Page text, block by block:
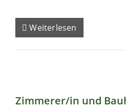
Weiterlesen
Zimmerer/in und